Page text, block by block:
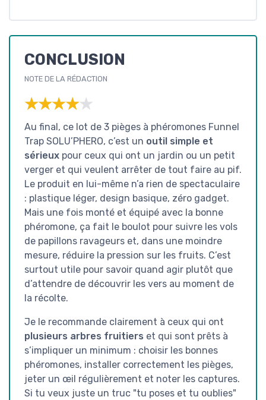
CONCLUSION
NOTE DE LA RÉDACTION
★★★★★
★★★★★
Au final, ce lot de 3 pièges à phéromones Funnel
Trap SOLU’PHERO, c’est un outil simple et
sérieux pour ceux qui ont un jardin ou un petit
verger et qui veulent arrêter de tout faire au pif.
Le produit en lui-même n’a rien de spectaculaire
: plastique léger, design basique, zéro gadget.
Mais une fois monté et équipé avec la bonne
phéromone, ça fait le boulot pour suivre les vols
de papillons ravageurs et, dans une moindre
mesure, réduire la pression sur les fruits. C’est
surtout utile pour savoir quand agir plutôt que
d’attendre de découvrir les vers au moment de
la récolte.
Je le recommande clairement à ceux qui ont
plusieurs arbres fruitiers et qui sont prêts à
s’impliquer un minimum : choisir les bonnes
phéromones, installer correctement les pièges,
jeter un œil régulièrement et noter les captures.
Si tu veux juste un truc "tu poses et tu oublies"